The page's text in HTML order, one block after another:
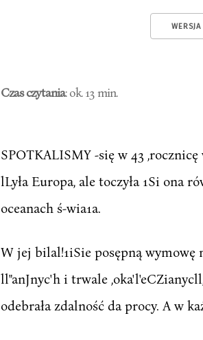
WERSJA
Czas czytania: ok. 13 min.
SPOTKALISMY -się w 43
lLyła Europa, ale toczyła 1Si ona
oceanach ś-wia1a.
W jej bilal!1iSie posępną wymowę
ll"anJnyc'h i trwale
odebrała zdalność da procy. A w